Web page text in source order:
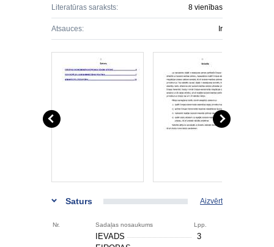
Literatūras saraksts: 8 vienības
Atsauces: Ir
Saturs Aizvērt
Nr. Sadaļas nosaukums Lpp.
IEVADS
3